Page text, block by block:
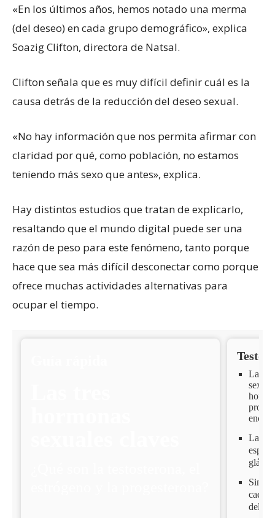
«En los últimos años, hemos notado una merma
(del deseo) en cada grupo demográfico», explica
Soazig Clifton, directora de Natsal.
Clifton señala que es muy difícil definir cuál es la
causa detrás de la reducción del deseo sexual.
«No hay información que nos permita afirmar con
claridad por qué, como población, no estamos
teniendo más sexo que antes», explica.
Hay distintos estudios que tratan de explicarlo,
resaltando que el mundo digital puede ser una
razón de peso para este fenómeno, tanto porque
hace que sea más difícil desconectar como porque
ofrece muchas actividades alternativas para
ocupar el tiempo.